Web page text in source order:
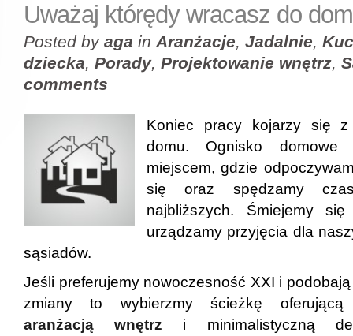
Uważaj którędy wracasz do
Posted by aga in Aranżacje, Jadalnie,
dziecka, Porady, Projektowanie wnętrz,
comments
Koniec pracy kojarzy się
domu. Ognisko domowe
miejscem, gdzie
się oraz spędzamy
najbliższych. Śmiejemy
urządzamy przyjęcia dla
sąsiadów.
Jeśli preferujemy nowoczesność XXI i podobają
zmiany to wybierzmy ścieżkę oferującą
aranżacją wnętrz i minimalistyczną